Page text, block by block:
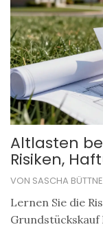
Altlasten
Risiken,
VON SASCHA
Lernen Sie die